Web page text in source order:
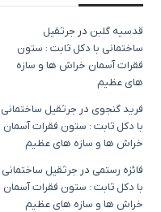
قدسیه گلبن در جرثقیل
ساختمانی با دکل ثابت : ستون
فقرات آسمان خراش ها و سازه
های عظیم
فرید گنجوی در جرثقیل ساختمانی
با دکل ثابت : ستون فقرات آسمان
خراش ها و سازه های عظیم
فائزه رستمی در جرثقیل ساختمانی
با دکل ثابت : ستون فقرات آسمان
خراش ها و سازه های عظیم